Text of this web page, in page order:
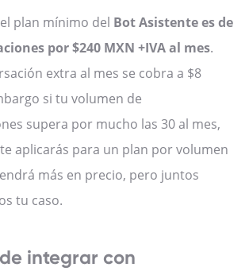
plan mínimo del Bot Asistente es de
por $240 MXN +IVA al mes.
extra al mes se cobra a $8
si tu volumen de
supera por mucho las 30 al mes,
aplicarás para un plan por volumen
más en precio, pero juntos
tu caso.
integrar con